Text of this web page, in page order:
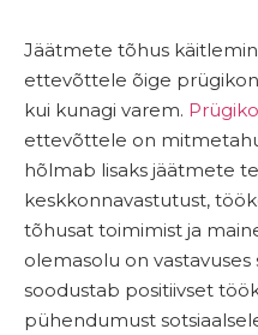
Jäätmete tõhus
ettevõttele õige
kui kunagi varem.
ettevõttele on
hõlmab lisaks jäätmete
keskkonnavastutust,
tõhusat toimimist ja
olemasolu on
soodustab positiivset
pühendumust